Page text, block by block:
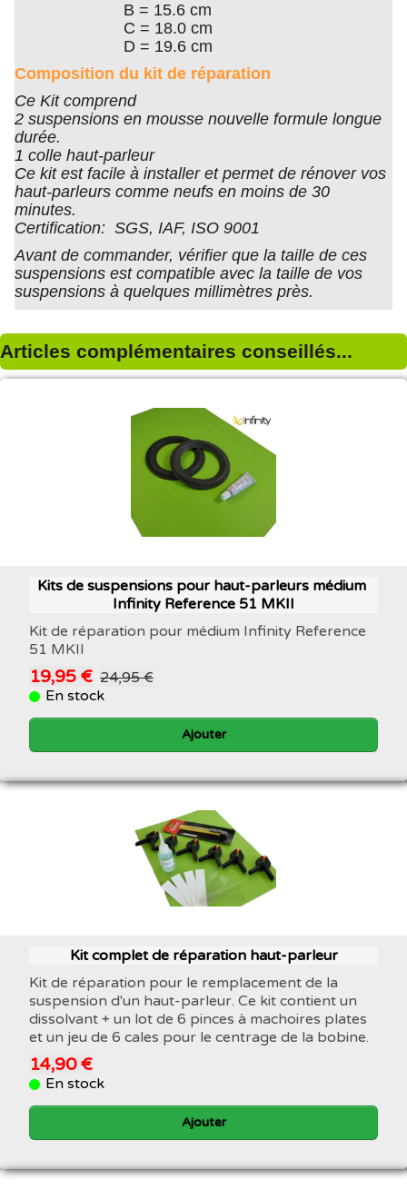
B = 15.6 cm
C = 18.0 cm
D = 19.6 cm
Composition du kit de réparation
Ce Kit comprend
2 suspensions en mousse nouvelle formule longue
durée.
1 colle haut-parleur
Ce kit est facile à installer et permet de rénover vos
haut-parleurs comme neufs en moins de 30
minutes.
Certification: SGS, IAF, ISO 9001
Avant de commander, vérifier que la taille de ces
suspensions est compatible avec la taille de vos
suspensions à quelques millimètres près.
Articles complémentaires conseillés...
Kits de suspensions pour haut-parleurs médium ​
Infinity Reference 51 MKII
Kit de réparation pour médium Infinity Reference
51 MKII
19,95 € 24,95 €
En stock
Ajouter
Kit complet de réparation haut-parleur
Kit de réparation pour le remplacement de la
suspension d'un haut-parleur. Ce kit contient un
dissolvant + un lot de 6 pinces à machoires plates
et un jeu de 6 cales pour le centrage de la bobine.
14,90 €
En stock
Ajouter